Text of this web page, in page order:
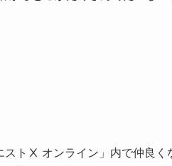
ストⅩ オンライン」内で仲良